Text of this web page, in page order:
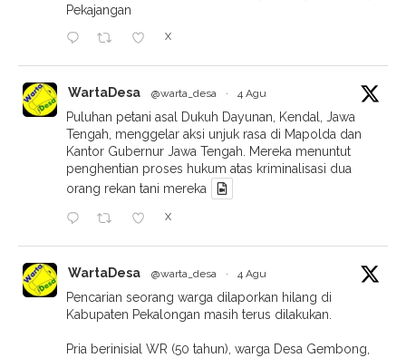
Pekajangan
X
WartaDesa @warta_desa · 4 Agu
Puluhan petani asal Dukuh Dayunan, Kendal, Jawa
Tengah, menggelar aksi unjuk rasa di Mapolda dan
Kantor Gubernur Jawa Tengah. Mereka menuntut
penghentian proses hukum atas kriminalisasi dua
orang rekan tani mereka
X
WartaDesa @warta_desa · 4 Agu
Pencarian seorang warga dilaporkan hilang di
Kabupaten Pekalongan masih terus dilakukan.
Pria berinisial WR (50 tahun), warga Desa Gembong,